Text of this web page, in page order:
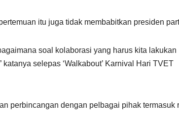
itu juga tidak membabitkan presiden
soal kolaborasi yang harus kita lakukan
selepas ‘Walkabout’ Karnival Hari TVET
perbincangan dengan pelbagai pihak termasuk